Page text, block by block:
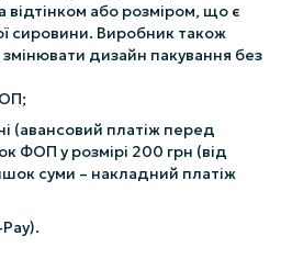
відтінком або розміром, що є
сировини. Виробник також
дизайн пакування без
(авансовий платіж перед
ФОП у розмірі 200 грн (від
суми – накладний платіж